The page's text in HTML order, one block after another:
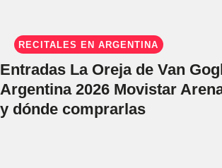
RECITALES EN ARGENTINA
Entradas La Oreja de Van
Argentina 2026 Movistar
y dónde comprarlas